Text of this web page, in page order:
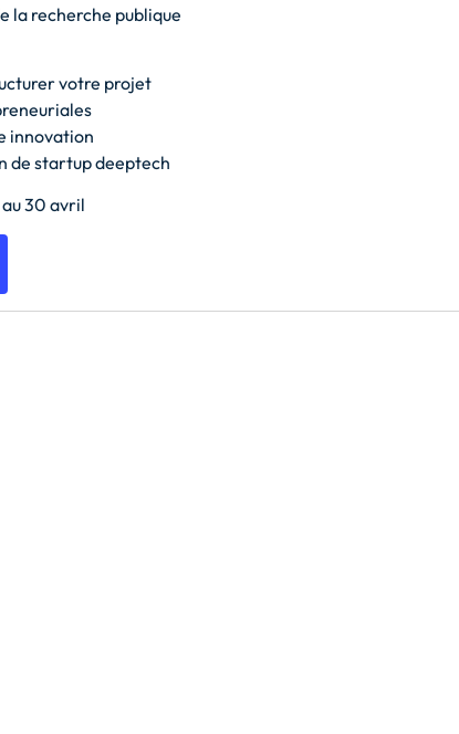
la recherche publique
votre projet
innovation
de startup deeptech
au 30 avril